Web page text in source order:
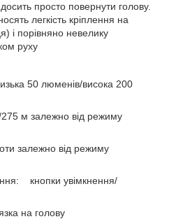
просто повернути голову.
легкість кріплення на
і порівняно невелику
руху
50 люменів/висока 200
м залежно від режиму
залежно від режиму
кнопки увімкнення/
на голову